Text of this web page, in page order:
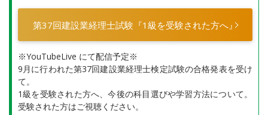
第37回建設業経理士試験『1級を受験された方へ』
※YouTubeLive にて配信予定※
9月に行われた第37回建設業経理士検定試験の合格発表を受け
て。
1級を受験された方へ、今後の科目選びや学習方法について。
受験された方はご視聴ください。